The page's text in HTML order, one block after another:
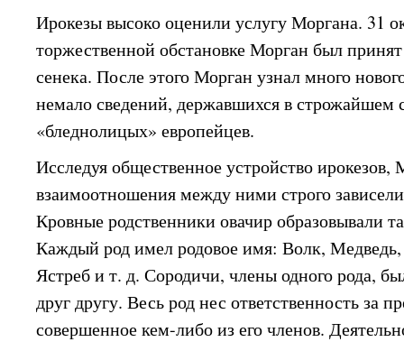
Ирокезы высоко оценили услугу Моргана. 31
торжественной обстановке Морган был
сенека. После этого Морган узнал много
немало сведений, державшихся в строжайшем
«бледнолицых» европейцев.
Исследуя общественное устройство ирокезов,
взаимоотношения между ними строго
Кровные родственники овачир образовывали
Каждый род имел родовое имя: Волк,
Ястреб и т. д. Сородичи, члены одного рода,
друг другу. Весь род нес ответственность за
совершенное кем-либо из его членов.